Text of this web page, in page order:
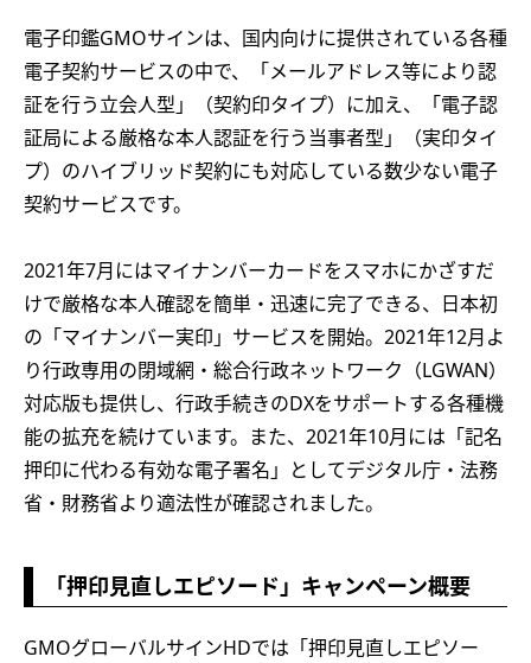
電子印鑑GMOサインは、国内向けに提供されている各種
電子契約サービスの中で、「メールアドレス等により認
証を行う立会人型」（契約印タイプ）に加え、「電子認
証局による厳格な本人認証を行う当事者型」（実印タイ
プ）のハイブリッド契約にも対応している数少ない電子
契約サービスです。
2021年7月にはマイナンバーカードをスマホにかざすだ
けで厳格な本人確認を簡単・迅速に完了できる、日本初
の「マイナンバー実印」サービスを開始。2021年12月よ
り行政専用の閉域網・総合行政ネットワーク（LGWAN）
対応版も提供し、行政手続きのDXをサポートする各種機
能の拡充を続けています。また、2021年10月には「記名
押印に代わる有効な電子署名」としてデジタル庁・法務
省・財務省より適法性が確認されました。
「押印見直しエピソード」キャンペーン概要
GMOグローバルサインHDでは「押印見直しエピソー